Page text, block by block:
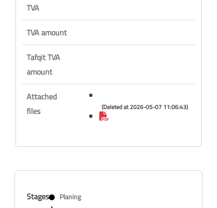
TVA
TVA amount
Tafqit TVA
amount
Attached
files
(Deleted at 2026-05-07 11:06:43)
Stages Planing